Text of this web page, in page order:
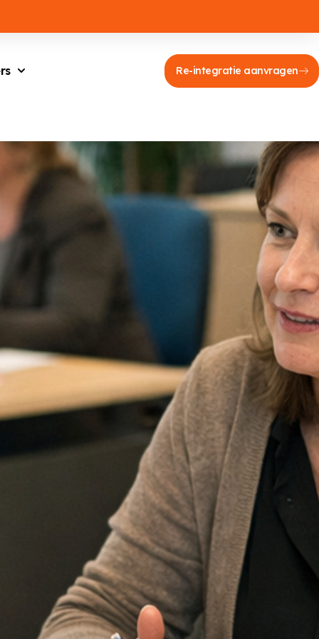
Re-integratie aanvragen